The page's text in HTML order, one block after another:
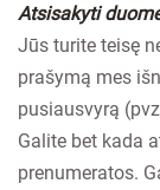
Atsisakyti
Jūs turite teisę
prašymą mes
pusiausvyrą
Galite bet kada
prenumeratos.